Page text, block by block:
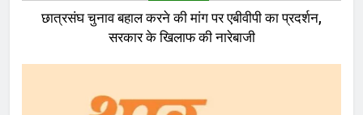
छात्रसंघ चुनाव बहाल करने की मांग पर एबीवीपी का प्रदर्शन,
सरकार के खिलाफ की नारेबाजी